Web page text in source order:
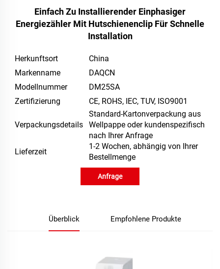
Einfach Zu Installierender Einphasiger
Energiezähler Mit Hutschienenclip Für Schnelle
Installation
Herkunftsort
China
Markenname
DAQCN
Modellnummer
DM25SA
Zertifizierung
CE, ROHS, IEC, TUV, ISO9001
Verpackungsdetails
Standard-Kartonverpackung aus
Wellpappe oder kundenspezifisch
nach Ihrer Anfrage
Lieferzeit
1-2 Wochen, abhängig von Ihrer
Bestellmenge
Anfrage
Überblick Empfohlene Produkte